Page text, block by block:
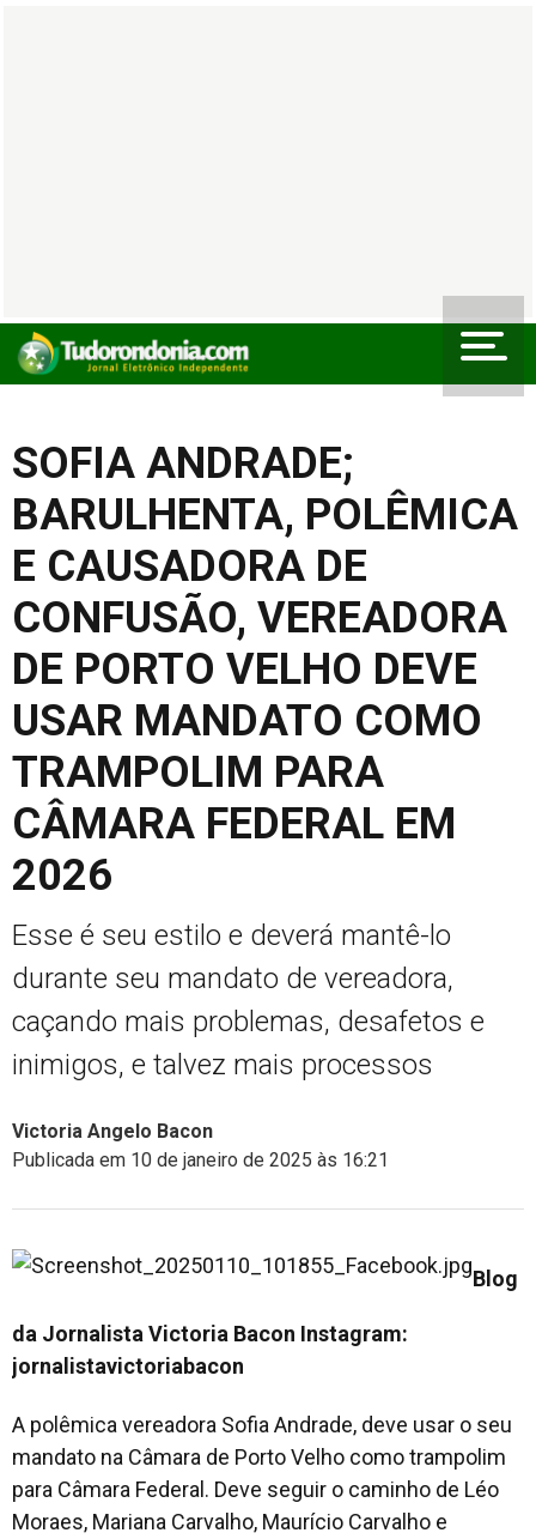
SOFIA ANDRADE;
BARULHENTA, POLÊMICA
E CAUSADORA DE
CONFUSÃO, VEREADORA
DE PORTO VELHO DEVE
USAR MANDATO COMO
TRAMPOLIM PARA
CÂMARA FEDERAL EM
2026
Esse é seu estilo e deverá mantê-lo
durante seu mandato de vereadora,
caçando mais problemas, desafetos e
inimigos, e talvez mais processos
Victoria Angelo Bacon
Publicada em 10 de janeiro de 2025 às 16:21
Blog
da Jornalista Victoria Bacon Instagram:
jornalistavictoriabacon
A polêmica vereadora Sofia Andrade, deve usar o seu
mandato na Câmara de Porto Velho como trampolim
para Câmara Federal. Deve seguir o caminho de Léo
Moraes, Mariana Carvalho, Maurício Carvalho e